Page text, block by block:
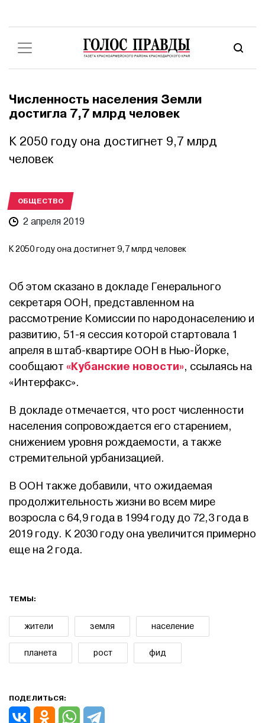
Численность населения Земли
достигла 7,7 млрд человек
К 2050 году она достигнет 9,7 млрд
человек
ОБЩЕСТВО
2 апреля 2019
К 2050 году она достигнет 9,7 млрд человек
Об этом сказано в докладе Генерального
секретаря ООН, представленном на
рассмотрение Комиссии по народонаселению и
развитию, 51-я сессия которой стартовала 1
апреля в штаб-квартире ООН в Нью-Йорке,
сообщают «Кубанские новости», ссылаясь на
«Интерфакс».
В докладе отмечается, что рост численности
населения сопровождается его старением,
снижением уровня рождаемости, а также
стремительной урбанизацией.
В ООН также добавили, что ожидаемая
продолжительность жизни во всем мире
возросла с 64,9 года в 1994 году до 72,3 года в
2019 году. К 2030 году она увеличится примерно
еще на 2 года.
ТЕМЫ:
жители земля население
планета рост фид
ПОДЕЛИТЬСЯ: